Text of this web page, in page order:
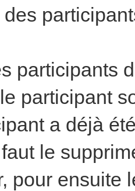
participants
participant
a déjà
le
pour ensuite